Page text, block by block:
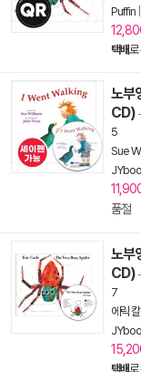
Puffin
택배로
노부
CD)
5
Sue
품절
노
CD)
7
에릭 칼
택배로